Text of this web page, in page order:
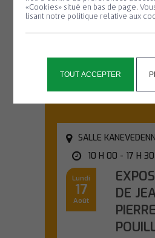
«Cookies» situé en bas de page.
lisant notre politique relative aux
TOUT ACCEPTER
#2
d'une
SALLE KANEVEDENN
10 H 00 - 17 H 30
Lundi
17
Août
DE
PIERRE